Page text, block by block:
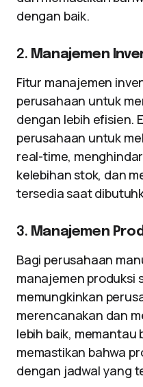
dengan baik.
2. Manajemen
Fitur manajemen
perusahaan untuk
dengan lebih efisien.
perusahaan untuk
real-time,
kelebihan stok, dan
tersedia saat
3. Manajemen
Bagi perusahaan
manajemen produksi
memungkinkan
merencanakan dan
lebih baik, memantau
memastikan bahwa
dengan jadwal yang